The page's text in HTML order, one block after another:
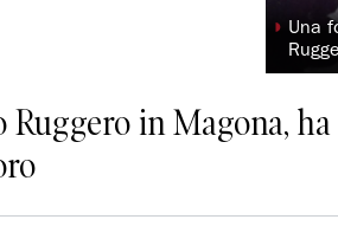
◗ Una
in Magona,